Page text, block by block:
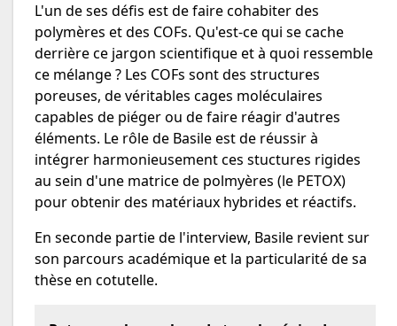
L'un de ses défis est de faire cohabiter des
polymères et des COFs. Qu'est-ce qui se cache
derrière ce jargon scientifique et à quoi ressemble
ce mélange ? Les COFs sont des structures
poreuses, de véritables cages moléculaires
capables de piéger ou de faire réagir d'autres
éléments. Le rôle de Basile est de réussir à
intégrer harmonieusement ces stuctures rigides
au sein d'une matrice de polmyères (le PETOX)
pour obtenir des matériaux hybrides et réactifs.
En seconde partie de l'interview, Basile revient sur
son parcours académique et la particularité de sa
thèse en cotutelle.